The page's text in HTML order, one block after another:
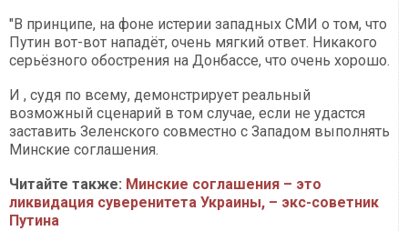
"В принципе, на фоне истерии западных СМИ о том, что
Путин вот-вот нападёт, очень мягкий ответ. Никакого
серьёзного обострения на Донбассе, что очень хорошо.
И , судя по всему, демонстрирует реальный
возможный сценарий в том случае, если не удастся
заставить Зеленского совместно с Западом выполнять
Минские соглашения.
Читайте также: Минские соглашения – это
ликвидация суверенитета Украины, – экс-советник
Путина